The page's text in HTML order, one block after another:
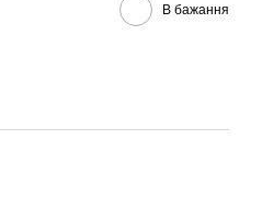
В бажання